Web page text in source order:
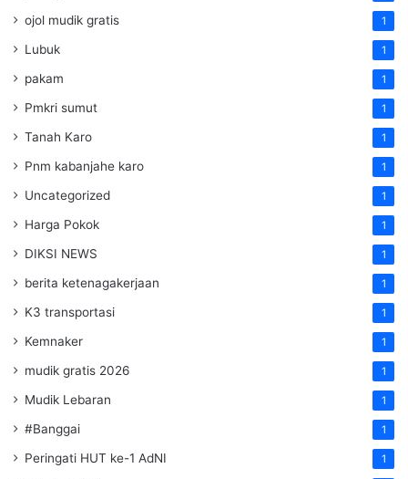
ojol mudik gratis 1
Lubuk 1
pakam 1
Pmkri sumut 1
Tanah Karo 1
Pnm kabanjahe karo 1
Uncategorized 1
Harga Pokok 1
DIKSI NEWS 1
berita ketenagakerjaan 1
K3 transportasi 1
Kemnaker 1
mudik gratis 2026 1
Mudik Lebaran 1
#Banggai 1
Peringati HUT ke-1 AdNI 1